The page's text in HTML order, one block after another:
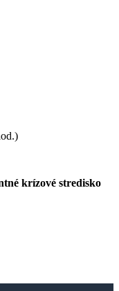
krízové stredisko